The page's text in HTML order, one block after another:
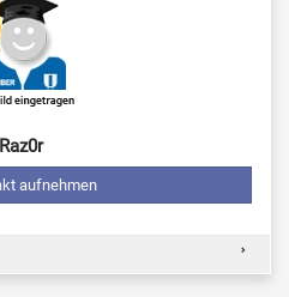
Raz0r
aufnehmen